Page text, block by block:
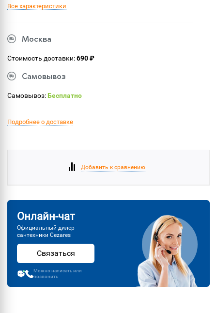
Все характеристики
Москва
Стоимость доставки:690 ₽
Самовывоз
Самовывоз:Бесплатно
Подробнее о доставке
Добавить к сравнению
Онлайн-чат
Официальный дилер
сантехники Cezares
Связаться
Можно написать или
позвонить